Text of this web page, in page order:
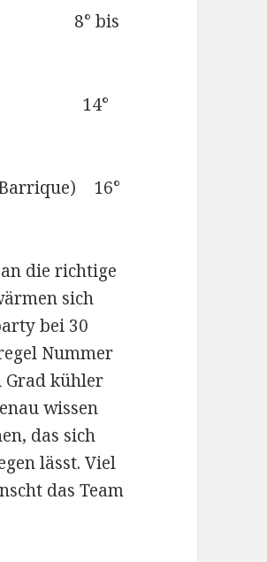
8° bis
14°
16°
die richtige
sich
bei 30
Nummer
Grad kühler
wissen
das sich
lässt. Viel
das Team